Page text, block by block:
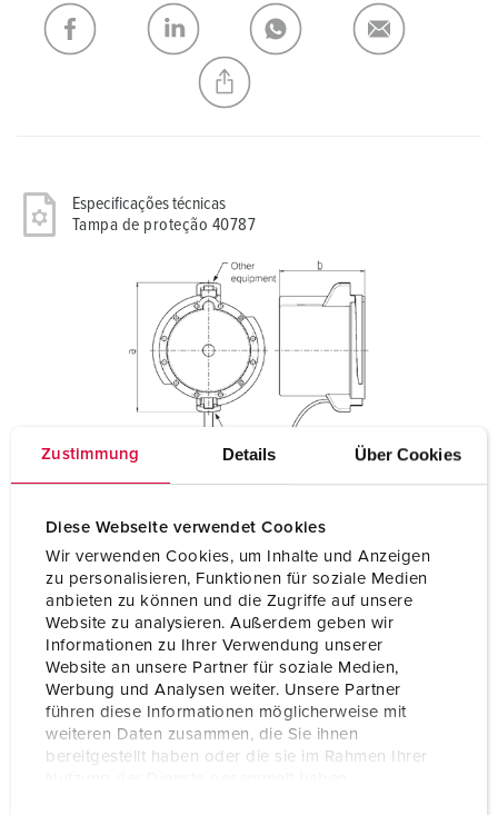
Zustimmung Details Über Cookies
Diese Webseite verwendet Cookies
Wir verwenden Cookies, um Inhalte und Anzeigen
zu personalisieren, Funktionen für soziale Medien
anbieten zu können und die Zugriffe auf unsere
Website zu analysieren. Außerdem geben wir
Informationen zu Ihrer Verwendung unserer
Website an unsere Partner für soziale Medien,
Werbung und Analysen weiter. Unsere Partner
führen diese Informationen möglicherweise mit
weiteren Daten zusammen, die Sie ihnen
bereitgestellt haben oder die sie im Rahmen Ihrer
Minha lista (0) ADICIONAR
CRIAR UMA NOVA LISTA
Especificações técnicas
Tampa de proteção 40787